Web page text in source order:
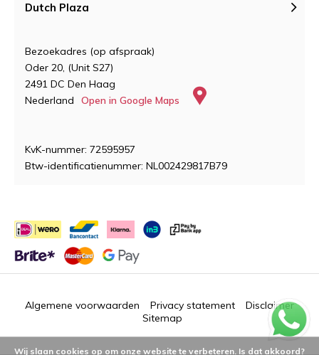
Dutch Plaza
Bezoekadres (op afspraak)
Oder 20, (Unit S27)
2491 DC Den Haag
Nederland
Open in Google Maps
KvK-nummer: 72595957
Btw-identificatienummer: NL002429817B79
Algemene voorwaarden Privacy statement
Disclaimer
Sitemap
Wij slaan cookies op om onze website te verbeteren. Is dat akkoord?